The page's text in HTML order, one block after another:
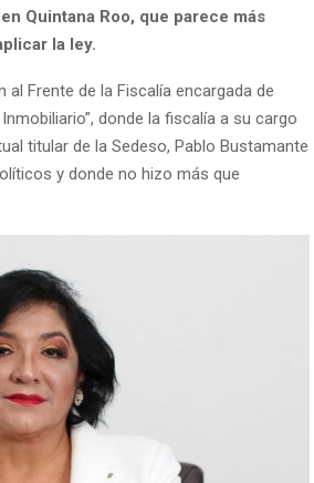
Quintana Roo, que parece más
la ley.
Frente de la Fiscalía encargada de
donde la fiscalía a su cargo
titular de la Sedeso, Pablo Bustamante
y donde no hizo más que